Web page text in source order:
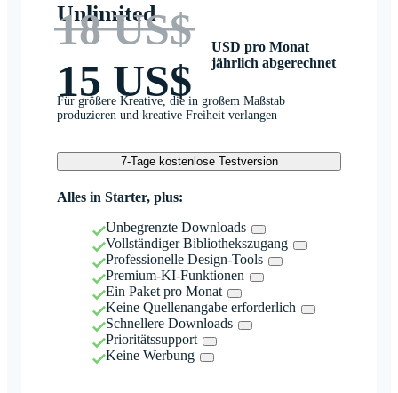
Unlimited
18 US$
15 US$
USD pro Monat
jährlich abgerechnet
Für größere Kreative, die in großem Maßstab
produzieren und kreative Freiheit verlangen
7-Tage kostenlose Testversion
Alles in Starter, plus:
Unbegrenzte Downloads
Vollständiger Bibliothekszugang
Professionelle Design-Tools
Premium-KI-Funktionen
Ein Paket pro Monat
Keine Quellenangabe erforderlich
Schnellere Downloads
Prioritätssupport
Keine Werbung